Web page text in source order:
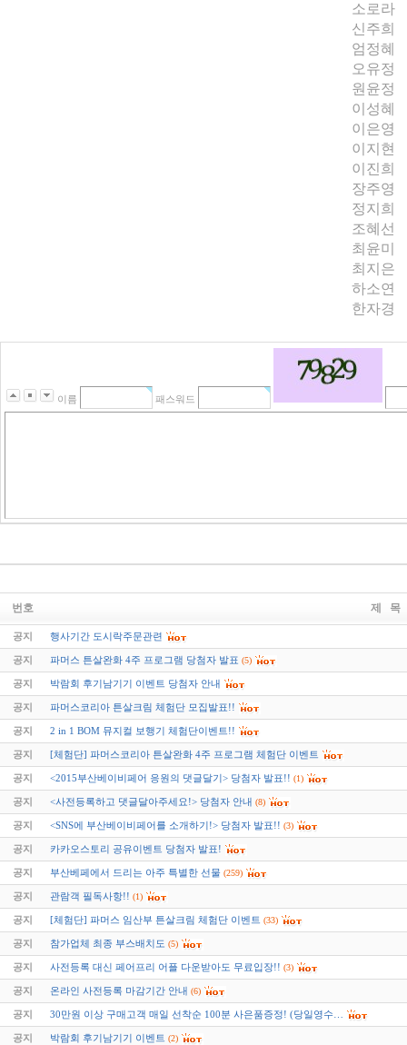
소로라
신주희
엄정혜
오유정
원윤정
이성혜
이은영
이지현
이진희
장주영
정지희
조혜선
최윤미
최지은
하소연
한자경
이름 패스워드
번호 제 목
공지 행사기간 도시락주문관련
공지 파머스 튼살완화 4주 프로그램 당첨자 발표 (5)
공지 박람회 후기남기기 이벤트 당첨자 안내
공지 파머스코리아 튼살크림 체험단 모집발표!!
공지 2 in 1 BOM 뮤지컬 보행기 체험단이벤트!!
공지 [체험단] 파머스코리아 튼살완화 4주 프로그램 체험단 이벤트
공지 <2015부산베이비페어 응원의 댓글달기> 당첨자 발표!! (1)
공지 <사전등록하고 댓글달아주세요!> 당첨자 안내 (8)
공지 <SNS에 부산베이비페어를 소개하기!> 당첨자 발표!! (3)
공지 카카오스토리 공유이벤트 당첨자 발표!
공지 부산베페에서 드리는 아주 특별한 선물 (259)
공지 관람객 필독사항!! (1)
공지 [체험단] 파머스 임산부 튼살크림 체험단 이벤트 (33)
공지 참가업체 최종 부스배치도 (5)
공지 사전등록 대신 페어프리 어플 다운받아도 무료입장!! (3)
공지 온라인 사전등록 마감기간 안내 (6)
공지 30만원 이상 구매고객 매일 선착순 100분 사은품증정! (당일영수…
공지 박람회 후기남기기 이벤트 (2)